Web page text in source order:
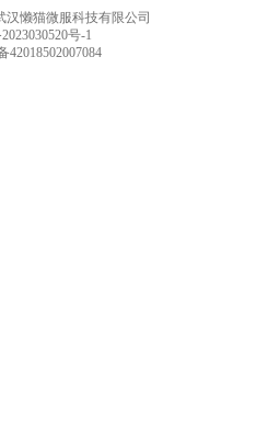
汉懒猫微服科技有限公司
号-1
42018502007084